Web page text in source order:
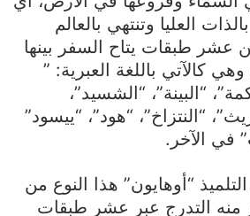
العليا وتنتهي بالعالم
عشر طبقات يتاح السفر بينها
كالآتي باللغة العبرية: ”
“البينة”، “الشسيد”،
“النتزاخ”، “هود”، “ييسود”
في الآخر.
“أوهايون” هذا النوع من
منه التدرج عبر عشر طبقات